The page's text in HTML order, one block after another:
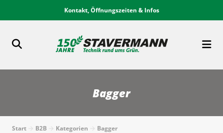
Kontakt, Öffnungszeiten & Infos
Bagger
Start B2B Kategorien Bagger